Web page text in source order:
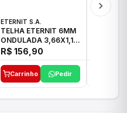
ETERNIT S.A.
TELHA ETERNIT 6MM
ONDULADA 3,66X1,10
48,80KG
R$ 156,90
Carrinho Pedir